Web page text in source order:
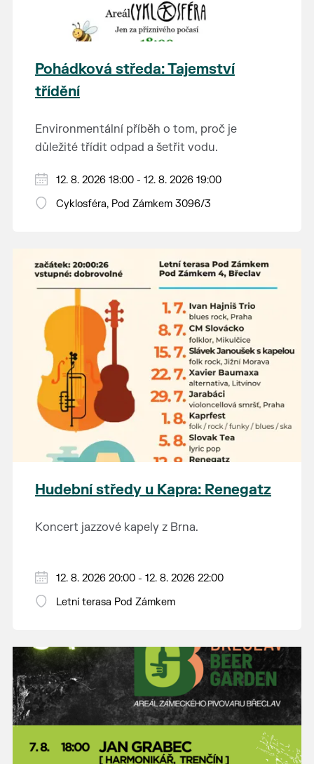
Pohádková středa: Tajemství
třídění
Environmentální příběh o tom, proč je
důležité třídit odpad a šetřit vodu.
Hraje se jen za příznivého počasí.
Vstupné dobrovolné.
12. 8. 2026 18:00 - 12. 8. 2026 19:00
Cyklosféra, Pod Zámkem 3096/3
Hudební středy u Kapra: Renegatz
Koncert jazzové kapely z Brna.
12. 8. 2026 20:00 - 12. 8. 2026 22:00
Letní terasa Pod Zámkem